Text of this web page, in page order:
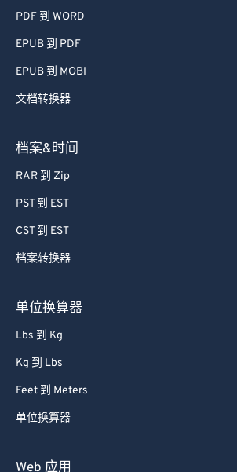
PDF 到 WORD
EPUB 到 PDF
EPUB 到 MOBI
文档转换器
档案&时间
RAR 到 Zip
PST 到 EST
CST 到 EST
档案转换器
单位换算器
Lbs 到 Kg
Kg 到 Lbs
Feet 到 Meters
单位换算器
Web 应用